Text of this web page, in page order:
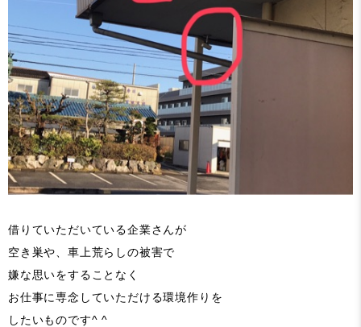
借りていただいている企業さんが
空き巣や、車上荒らしの被害で
嫌な思いをすることなく
お仕事に専念していただける環境作りを
したいものです^ ^